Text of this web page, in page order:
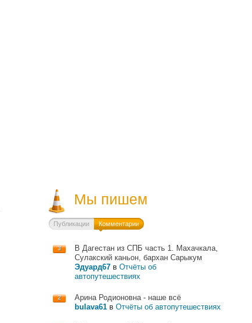
Мы пишем
Публикации Комментарии
3
В Дагестан из СПБ часть 1. Махачкала,
Сулакский каньон, бархан Сарыкум
Эдуард67в Отчёты об
автопутешествиях
2
Арина Родионовна - наше всё
bulava61в Отчёты об автопутешествиях